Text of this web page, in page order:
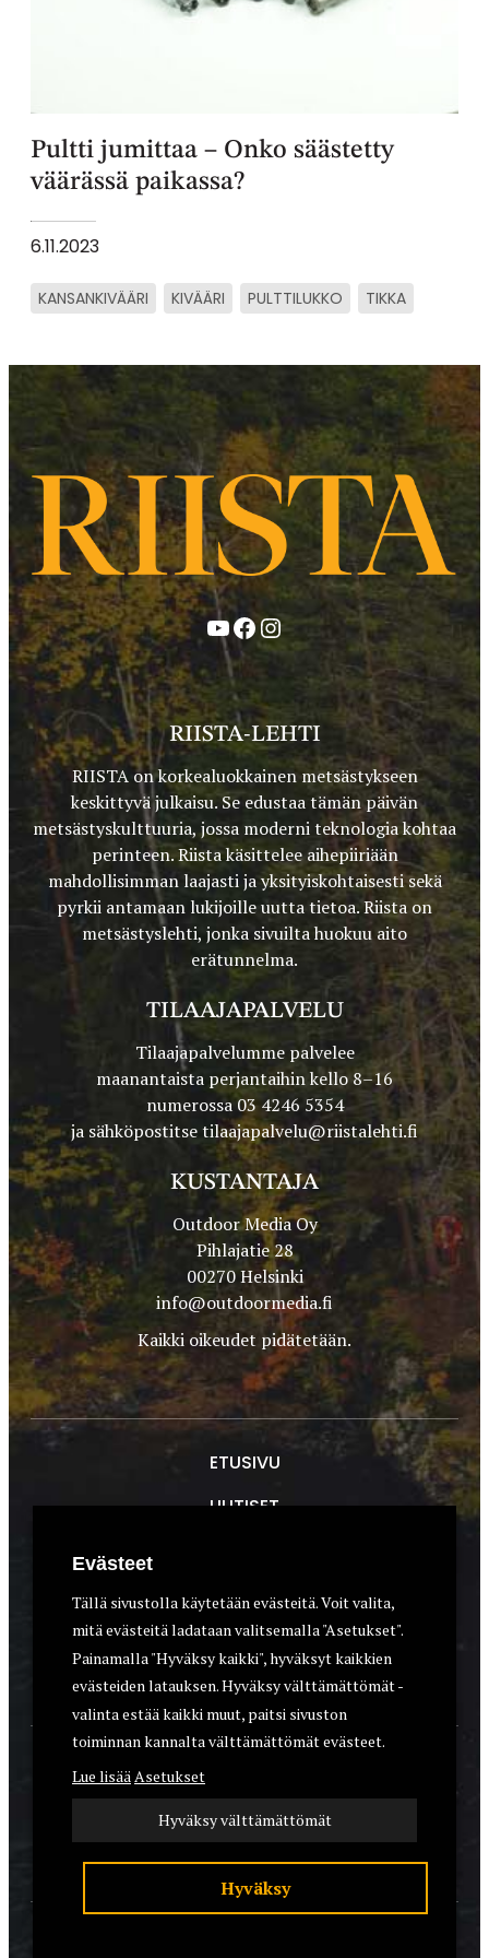
Pultti jumittaa – Onko säästetty
väärässä paikassa?
6.11.2023
KANSANKIVÄÄRI KIVÄÄRI PULTTILUKKO TIKKA
YouTube
Facebook
Instagram
RIISTA-LEHTI
RIISTA on korkealuokkainen metsästykseen
keskittyvä julkaisu. Se edustaa tämän päivän
metsästyskulttuuria, jossa moderni teknologia kohtaa
perinteen. Riista käsittelee aihepiiriään
mahdollisimman laajasti ja yksityiskohtaisesti sekä
pyrkii antamaan lukijoille uutta tietoa. Riista on
metsästyslehti, jonka sivuilta huokuu aito
erätunnelma.
TILAAJAPALVELU
Tilaajapalvelumme palvelee
maanantaista perjantaihin kello 8–16
numerossa 03 4246 5354
ja sähköpostitsetilaajapalvelu@riistalehti.fi
KUSTANTAJA
Outdoor Media Oy
Pihlajatie 28
00270 Helsinki
info@outdoormedia.fi
Kaikki oikeudet pidätetään.
ETUSIVU
UUTISET
ASEET & OPTIIKKA
VARUSTEET
KOIRAT
YHTEYSTIEDOT
REKISTERISELOSTE
EVÄSTEET
Evästeet
Tällä sivustolla käytetään evästeitä. Voit valita,
mitä evästeitä ladataan valitsemalla "Asetukset".
Painamalla "Hyväksy kaikki", hyväksyt kaikkien
evästeiden latauksen. Hyväksy välttämättömät -
valinta estää kaikki muut, paitsi sivuston
toiminnan kannalta välttämättömät evästeet.
Lue lisääAsetukset
Hyväksy välttämättömät
Hyväksy